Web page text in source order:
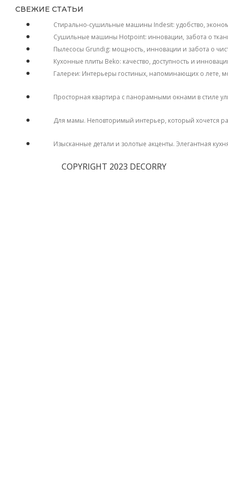
СВЕЖИЕ СТАТЬИ
Стирально-сушильные машины Indesit: удобство,
Сушильные машины Hotpoint: инновации, забота о
Пылесосы Grundig: мощность, инновации и забота о
Кухонные плиты Beko: качество, доступность и
Галереи: Интерьеры гостиных, напоминающих о лете,
Просторная квартира с панорамными окнами в стиле
Для мамы. Неповторимый интерьер, который хочется
Изысканные детали и золотые акценты. Элегантная
COPYRIGHT 2023 DECORRY